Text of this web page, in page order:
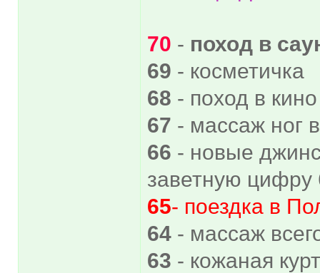
70 - поход в
69 - косметичка
68 - поход в кино
67 - массаж ног
66 - новые
заветную цифру
65- поездка в
64 - массаж
63 - кожаная